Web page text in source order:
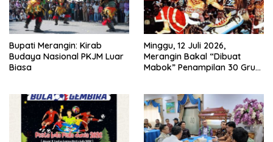
Bupati Merangin: Kirab
Budaya Nasional PKJM Luar
Biasa
Minggu, 12 Juli 2026,
Merangin Bakal “Dibuat
Mabok” Penampilan 30 Grup